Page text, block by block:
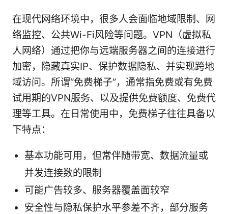
在现代网络环境中，很多人会面临地域限制、网
络监控、公共Wi-Fi风险等问题。VPN（虚拟私
人网络）通过把你与远端服务器之间的连接进行
加密，隐藏真实IP、保护数据隐私、并实现跨地
域访问。所谓“免费梯子”，通常指免费或有免费
试用期的VPN服务、以及提供免费额度、免费代
理等工具。在日常使用中，免费梯子往往具备以
下特点：
基本功能可用，但常伴随带宽、数据流量或
并发连接数的限制
可能广告较多、服务器覆盖面较窄
安全性与隐私保护水平参差不齐，部分服务